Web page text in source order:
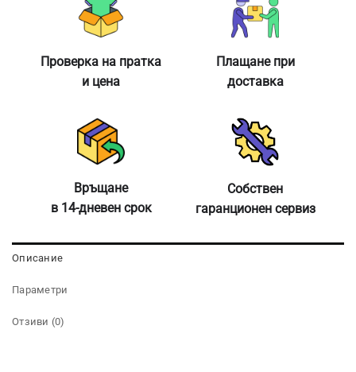
Проверка на пратка
и цена
Плащане при
доставка
Връщане
в 14-дневен срок
Собствен
гаранционен сервиз
Описание
Параметри
Отзиви (0)